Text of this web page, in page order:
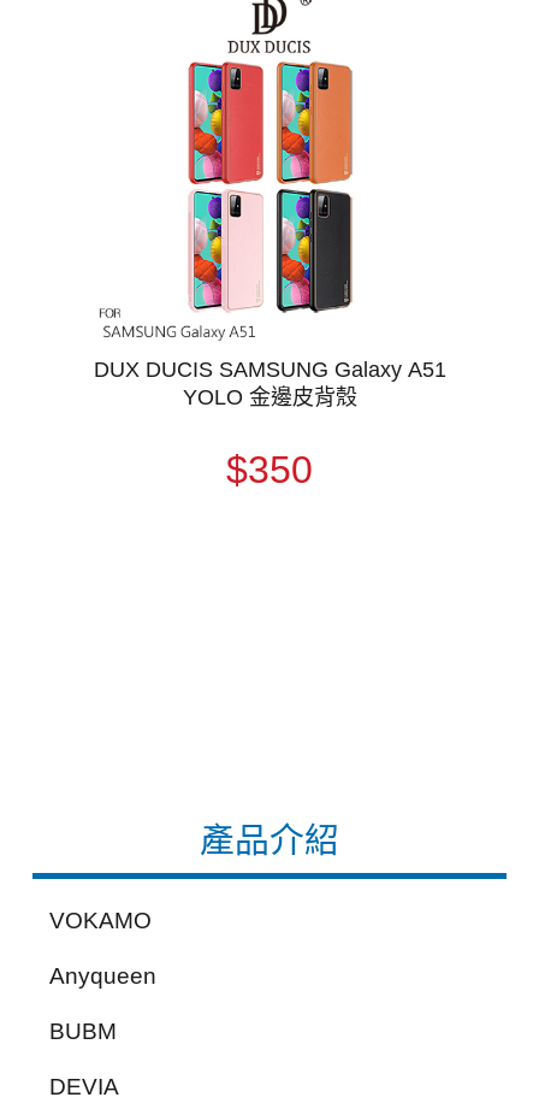
產品介紹
VOKAMO
Anyqueen
BUBM
DEVIA
DUX DUCIS SAMSUNG Galaxy A51
YOLO 金邊皮背殼
$350